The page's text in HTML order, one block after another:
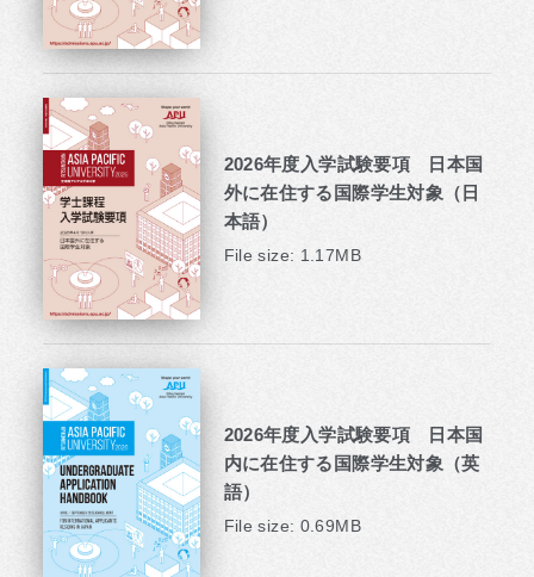
2026年度入学試験要項 日本国
外に在住する国際学生対象（日
本語）
File size: 1.17MB
2026年度入学試験要項 日本国
内に在住する国際学生対象（英
語）
File size: 0.69MB